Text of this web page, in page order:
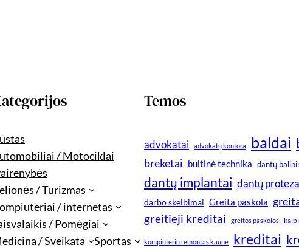
/ Motociklai
/ Turizmas
/ internetas
/ Pomėgiai
/ Sveikata
Sportas
Temos
advokatai advokatų kontora baldai
breketai buitinė technika dantų
dantų implantai dantų
darbo skelbimai Greita paskola
greitieji kreditai greitos paskolos kaip
kompiuteriu remontas kaune kreditai